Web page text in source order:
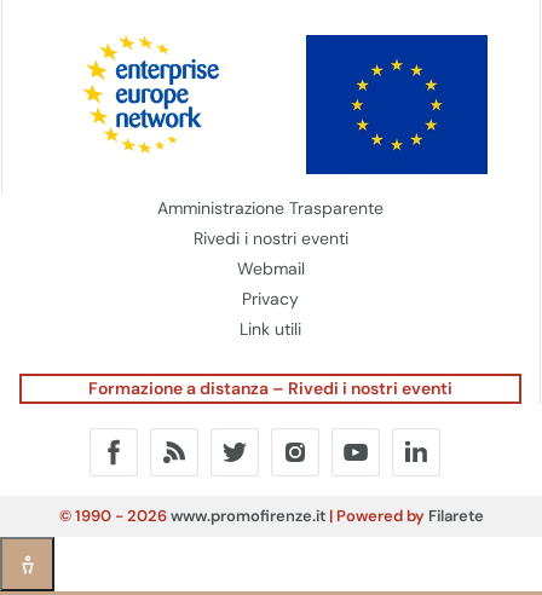
Amministrazione Trasparente
Rivedi i nostri eventi
Webmail
Privacy
Link utili
Formazione a distanza – Rivedi i nostri eventi
© 1990 - 2026www.promofirenze.it| Powered by Filarete